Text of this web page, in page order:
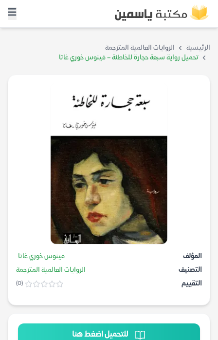
الرئيسية
الروايات العالمية المترجمة
تحميل رواية سبعة حجارة للخاطئة – فينوس خوري غاتا
المؤلف
فينوس خوري غاتا
التصنيف
الروايات العالمية المترجمة
التقييم
(0)
للتحميل اضغط هنا